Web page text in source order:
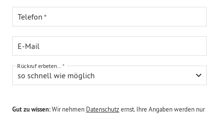
Telefon
E-Mail
so schnell wie möglich
Rückruf erbeten...
Gut zu wissen:Wir nehmen Datenschutzernst. Ihre Angaben werden nur